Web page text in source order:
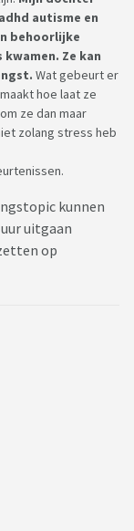
autisme en
behoorlijke
Ze kan
Wat gebeurt er
hoe laat ze
ze dan maar
zolang stress heb
kunnen
uitgaan
op